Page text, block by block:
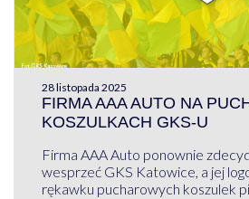
28 listopada 2025
FIRMA AAA AUTO NA
KOSZULKACH GKS-U
Firma AAA Auto ponownie
wesprzeć GKS Katowice, a jej
rękawku pucharowych koszulek